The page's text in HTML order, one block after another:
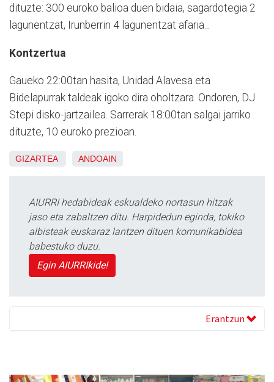
dituzte: 300 euroko balioa duen bidaia, sagardotegia 2
lagunentzat, Irunberrin 4 lagunentzat afaria...
Kontzertua
Gaueko 22:00tan hasita, Unidad Alavesa eta
Bidelapurrak taldeak igoko dira oholtzara. Ondoren, DJ
Stepi disko-jartzailea. Sarrerak 18:00tan salgai jarriko
dituzte, 10 euroko prezioan.
GIZARTEA ANDOAIN
AIURRI hedabideak eskualdeko nortasun hitzak
jaso eta zabaltzen ditu. Harpidedun eginda, tokiko
albisteak euskaraz lantzen dituen komunikabidea
babestuko duzu.
Egin AIURRIkide!
Erantzun